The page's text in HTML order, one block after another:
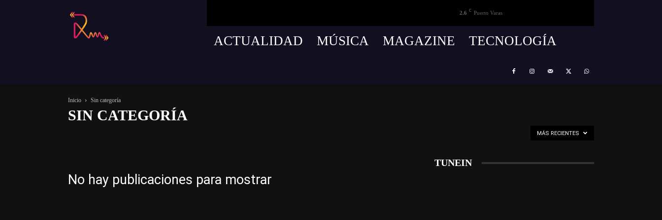
Remusica
2.6 C Puerto Varas
ACTUALIDAD MÚSICA MAGAZINE TECNOLOGÍA
Inicio Sin categoría
SIN CATEGORÍA
MÁS RECIENTES
No hay publicaciones para mostrar
TUNEIN